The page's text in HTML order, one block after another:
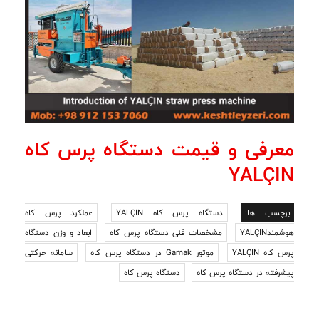
معرفی و قیمت دستگاه پرس کاه
YALÇIN
برچسب ها: دستگاه پرس کاه YALÇIN
عملکرد پرس کاه
هوشمندYALÇIN
مشخصات فنی دستگاه پرس کاه
ابعاد و وزن دستگاه
پرس کاه YALÇIN
موتور Gamak در دستگاه پرس کاه
سامانه حرکتی
پیشرفته در دستگاه پرس کاه
دستگاه پرس کاه